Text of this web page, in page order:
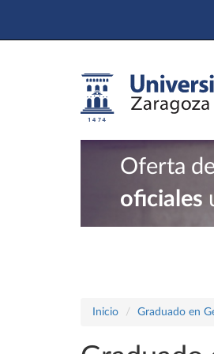
Oferta
oficiales
Inicio Graduado en